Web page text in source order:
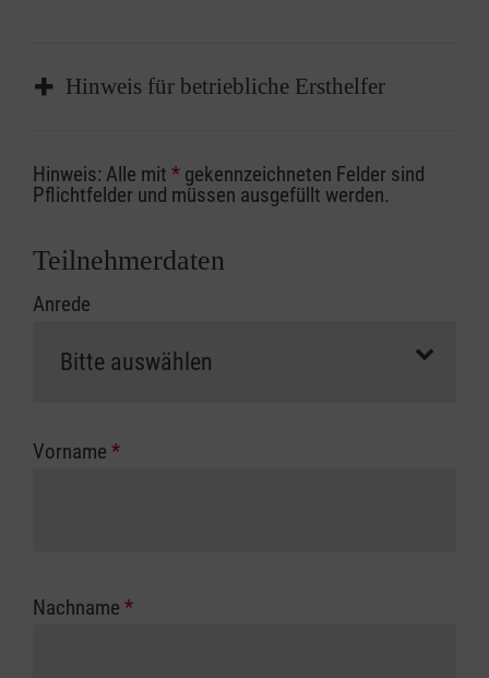
Hinweis für betriebliche Ersthelfer
Sofern Sie ein Kostenübernahmeverfahren
Ihrer Berufsgenossenschaft / Unfallkasse
Abrechnungsunterlagen spätestens zu
erfolgt eine Abrechnung der vollen Kursgebühr
Die notwendigen Formulare für die
zuständigen Berufsgenossenschaft oder
Hinweis: Alle mit * gekennzeichneten Felder sind
Pflichtfelder und müssen ausgefüllt werden.
Teilnehmerdaten
Anrede
Vorname *
Nachname *